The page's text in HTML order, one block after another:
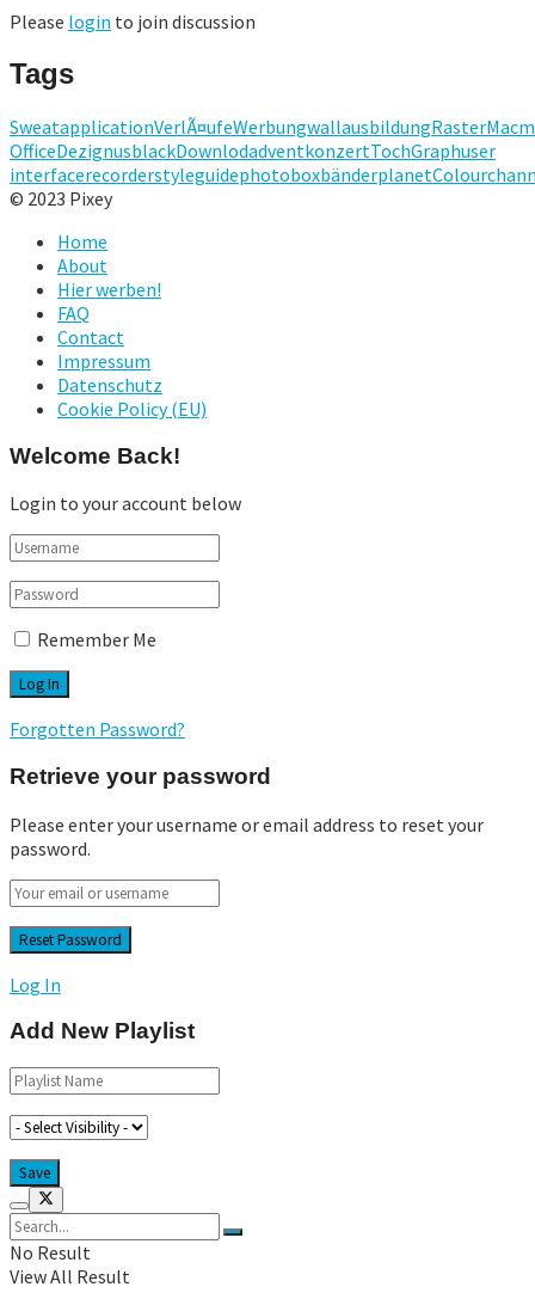
Please login to join discussion
Tags
SweatapplicationVerlÃ¤ufeWerbungwallausbildungRasterMac
OfficeDezignusblackDownlodadventkonzertTochGraphuser
interfacerecorderstyleguidephotoboxbänderplanet
© 2023 Pixey
Home
About
Hier werben!
FAQ
Contact
Impressum
Datenschutz
Cookie Policy (EU)
Welcome Back!
Login to your account below
Remember Me
Forgotten Password?
Retrieve your password
Please enter your username or email address to reset your
password.
Log In
Add New Playlist
No Result
View All Result